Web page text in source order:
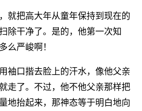
就把高大年从童年保持到现在的
除干净了。是的，他第一次知
么严峻啊！
袖口揩去脸上的汗水，像他父亲
走了。不过，他不他父亲那样把
地抬起来，那神态等于明白地向